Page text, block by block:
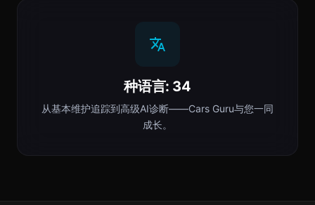
种语言: 34
从基本维护追踪到高级AI诊断——Cars Guru与您一同
成长。